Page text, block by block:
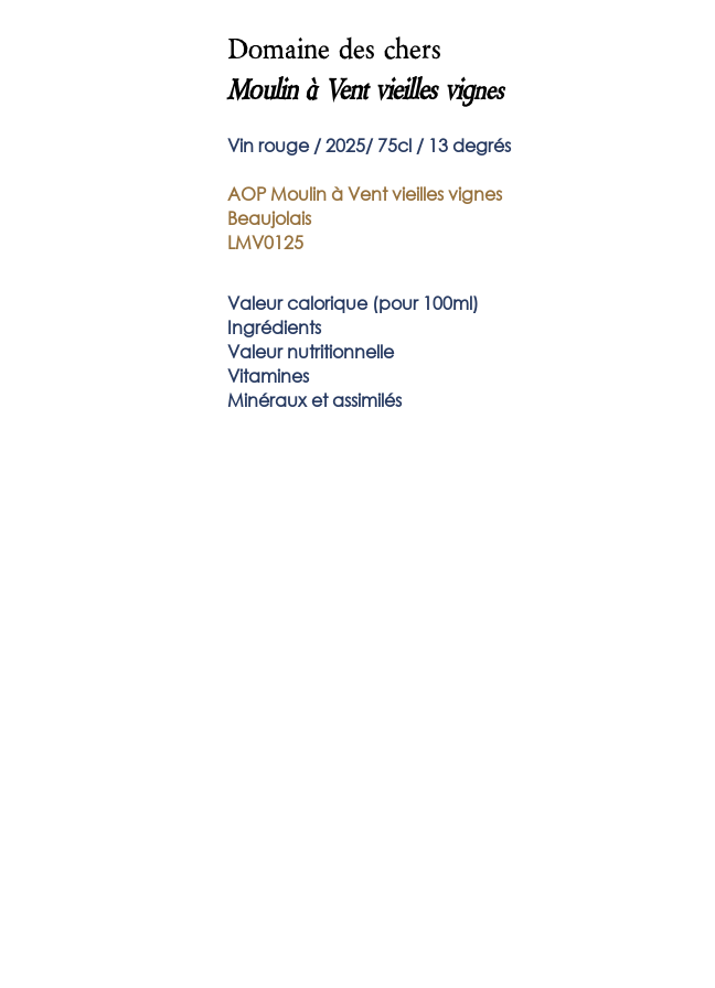
Domaine des chers
Moulin à Vent vieilles vignes
Vin rouge / 2025/ 75cl / 13 degrés
AOP Moulin à Vent vieilles vignes
Beaujolais
LMV0125
Valeurcalorique (pour 100ml)
Ingrédients
Valeur nutritionnelle
Vitamines
Minéraux et assimilés